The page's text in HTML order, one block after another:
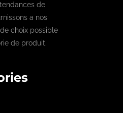
de
a nos
choix possible
de produit.